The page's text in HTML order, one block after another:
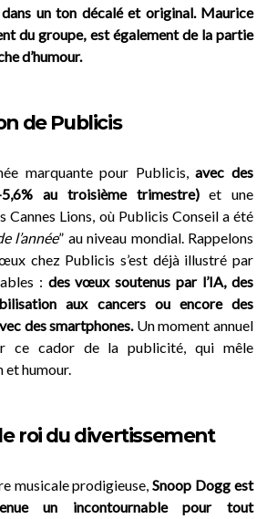
un ton décalé et original. Maurice
du groupe, est également de la partie
d’humour.
de Publicis
marquante pour Publicis,avec des
au troisième trimestre)et une
Cannes Lions, où Publicis Conseil a été
l’année” au niveau mondial. Rappelons
chez Publicis s’est déjà illustré par
: des vœux soutenus par l’IA, des
aux cancers ou encore des
des smartphones.Un moment annuel
ce cador de la publicité, qui mêle
humour.
roi du divertissement
musicale prodigieuse,Snoop Dogg est
un incontournable pour tout